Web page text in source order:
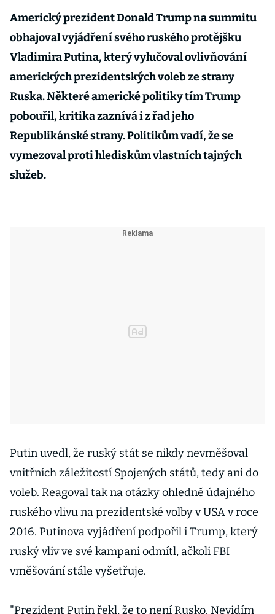
Americký prezident Donald Trump na summitu
obhajoval vyjádření svého ruského protějšku
Vladimira Putina, který vylučoval ovlivňování
amerických prezidentských voleb ze strany
Ruska. Některé americké politiky tím Trump
pobouřil, kritika zaznívá i z řad jeho
Republikánské strany. Politikům vadí, že se
vymezoval proti hlediskům vlastních tajných
služeb.
Putin uvedl, že ruský stát se nikdy nevměšoval
vnitřních záležitostí Spojených států, tedy ani do
voleb. Reagoval tak na otázky ohledně údajného
ruského vlivu na prezidentské volby v USA v roce
2016. Putinova vyjádření podpořil i Trump, který
ruský vliv ve své kampani odmítl, ačkoli FBI
vměšování stále vyšetřuje.
"Prezident Putin řekl, že to není Rusko. Nevidím